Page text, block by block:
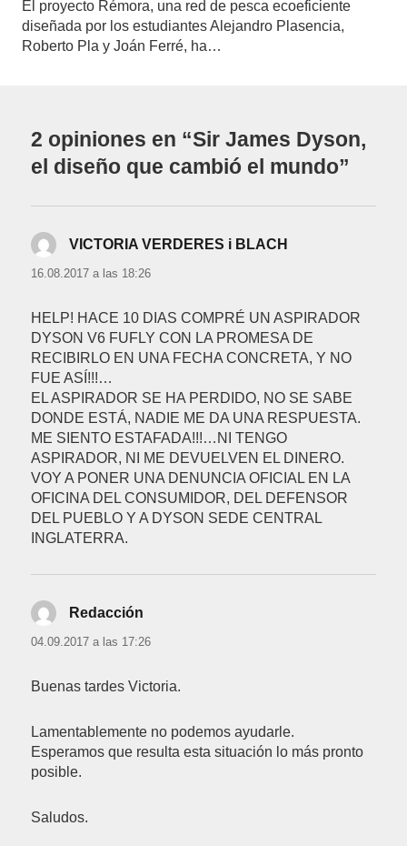
El proyecto Rémora, una red de pesca ecoeficiente
diseñada por los estudiantes Alejandro Plasencia,
Roberto Pla y Joán Ferré, ha…
2 opiniones en “Sir James Dyson,
el diseño que cambió el mundo”
VICTORIA VERDERES i BLACH
16.08.2017 a las 18:26
HELP! HACE 10 DIAS COMPRÉ UN ASPIRADOR
DYSON V6 FUFLY CON LA PROMESA DE
RECIBIRLO EN UNA FECHA CONCRETA, Y NO
FUE ASÍ!!!…
EL ASPIRADOR SE HA PERDIDO, NO SE SABE
DONDE ESTÁ, NADIE ME DA UNA RESPUESTA.
ME SIENTO ESTAFADA!!!…NI TENGO
ASPIRADOR, NI ME DEVUELVEN EL DINERO.
VOY A PONER UNA DENUNCIA OFICIAL EN LA
OFICINA DEL CONSUMIDOR, DEL DEFENSOR
DEL PUEBLO Y A DYSON SEDE CENTRAL
INGLATERRA.
Redacción
04.09.2017 a las 17:26
Buenas tardes Victoria.
Lamentablemente no podemos ayudarle.
Esperamos que resulta esta situación lo más pronto
posible.
Saludos.